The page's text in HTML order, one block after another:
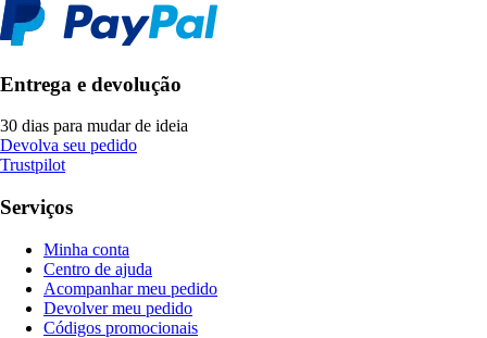
Entrega e devolução
30 dias para mudar de ideia
Devolva seu pedido
Trustpilot
Serviços
Minha conta
Centro de ajuda
Acompanhar meu pedido
Devolver meu pedido
Códigos promocionais